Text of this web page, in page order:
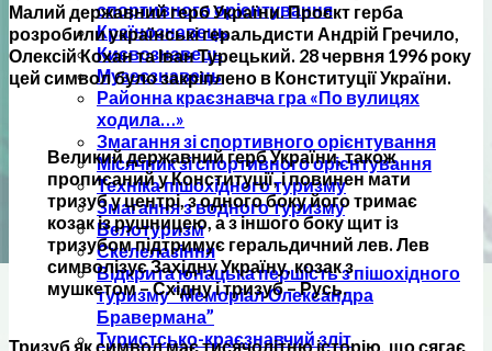
спортивного орієнтування
Країнознавець
Києвознавець
Музеєзнавець
Районна краєзнавча гра «По вулицях
ходила…»
Змагання зі спортивного орієнтування
Місячник зі спортивного орієнтування
Техніка пішохідного туризму
Змагання з водного туризму
Велотуризм
Скелелазіння
Відкрита юнацька першість з пішохідного
туризму “Меморіал Олександра
Бравермана”
Туристсько-краєзнавчий зліт
Малий державний герб України. Проєкт герба
розробили українські геральдисти Андрій Гречило,
Олексій Кохан та Іван Турецький. 28 червня 1996 року
цей символ було закріплено в Конституції України.
Великий державний герб України, також
прописаний у Конституції, і повинен мати
тризуб у центрі, з одного боку його тримає
козак із рушницею, а з іншого боку щит із
тризубом підтримує геральдичний лев. Лев
символізує Західну Україну, козак з
мушкетом – Східну і тризуб – Русь.
Тризуб як символ має тисячолітню історію, що сягає